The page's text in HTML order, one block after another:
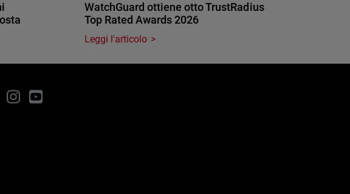
WatchGuard ottiene otto TrustRadius
Top Rated Awards 2026
Leggi l'articolo
Facebook
InstagramYouTube